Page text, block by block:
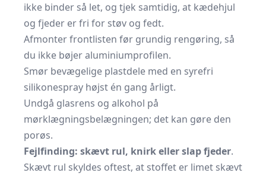
ikke binder så let, og tjek samtidig, at kædehjul
og fjeder er fri for støv og fedt.
Afmonter frontlisten før grundig rengøring, så
du ikke bøjer aluminiumprofilen.
Smør bevægelige plastdele med en syrefri
silikonespray højst én gang årligt.
Undgå glasrens og alkohol på
mørklægningsbelægningen; det kan gøre den
porøs.
Fejlfinding: skævt rul, knirk eller slap fjeder.
Skævt rul skyldes oftest, at stoffet er limet skævt